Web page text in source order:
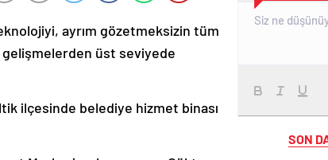
gelişmelerden üst seviyede